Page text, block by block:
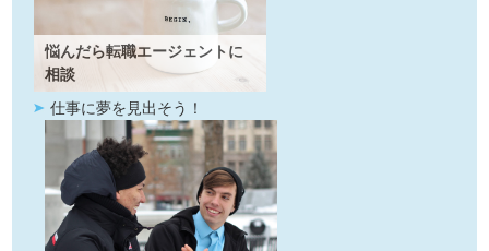
悩んだら転職エージェントに
相談
仕事に夢を見出そう！